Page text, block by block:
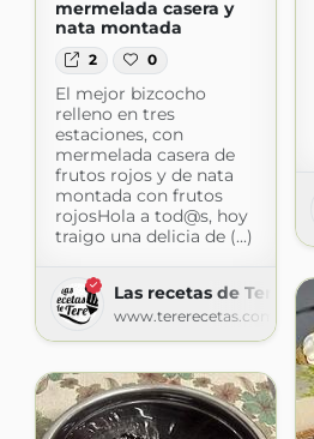
mermelada casera y
nata montada
2 0
El mejor bizcocho
relleno en tres
estaciones, con
mermelada casera de
frutos rojos y de nata
montada con frutos
rojosHola a tod@s, hoy
traigo una delicia de (...)
Las recetas de Tere
www.tererecetas.com